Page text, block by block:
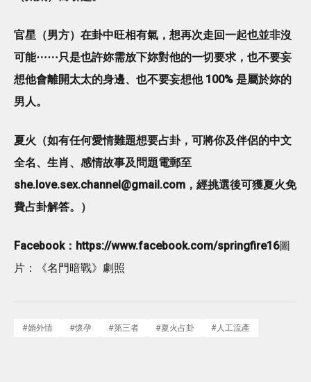
官星（男方）在卦中旺相有氣，想再次走回一起也並非沒
可能⋯⋯只是也許妳需放下妳對他的一切要求，也不要妄
想他會離開太太的身邊、也不要妄想他 100% 是屬於妳的
男人。
夏火 （如有任何愛情難題想要占卦，可將你及伴侶的中文
全名、生肖、感情故事及問題電郵至
she.love.sex.channel@gmail.com ，經挑選後可獲夏火免
費占卦解答。）
Facebook：https://www.facebook.com/springfire16圖
片：《名門暗戰》劇照
#婚外情 #懷孕 #第三者 #夏火占卦 #人工流產